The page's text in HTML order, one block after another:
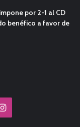
por 2-1 al CD
benéfico a favor de
Instagram